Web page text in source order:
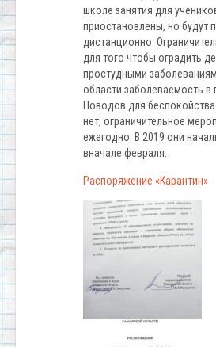
школе занятия для
приостановлены, но будут
дистанционно.
для того чтобы оградить
простудными
области заболеваемость в
Поводов для
нет, ограничительное
ежегодно. В 2019 они
вначале февраля.
Распоряжение «Карантин»